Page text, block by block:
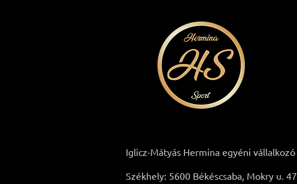
Iglicz-Mátyás Hermina egyéni vállalkozó
Székhely: 5600 Békéscsaba, Mokry u. 47.